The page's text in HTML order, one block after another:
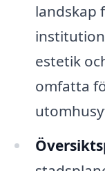
landskap
estetik
omfatta